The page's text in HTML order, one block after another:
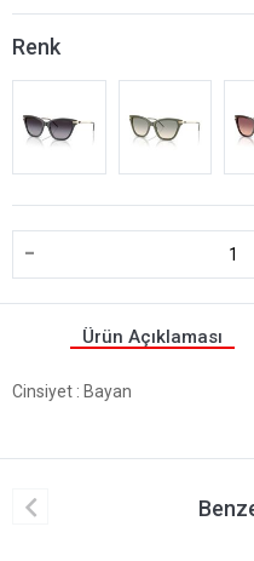
Renk
-
Ürün Açıklaması
Cinsiyet : Bayan